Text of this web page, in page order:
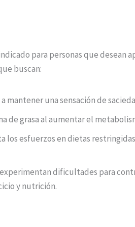
para personas que desean
buscan:
mantener una sensación de
de grasa al aumentar el
los esfuerzos en dietas
dificultades para
y nutrición.